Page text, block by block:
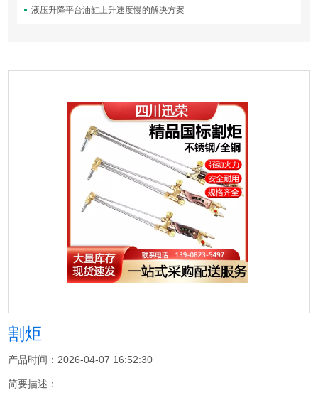
液压升降平台油缸上升速度慢的解决方案
割炬
产品时间：2026-04-07 16:52:30
简要描述：
...